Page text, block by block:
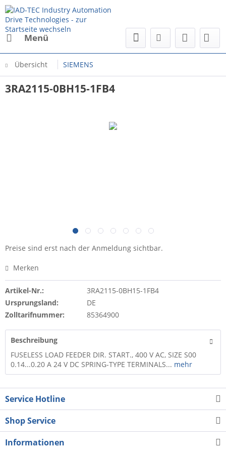
Menü
Übersicht SIEMENS
3RA2115-0BH15-1FB4
Preise sind erst nach der Anmeldung sichtbar.
Merken
Artikel-Nr.:
3RA2115-0BH15-1FB4
Ursprungsland:
DE
Zolltarifnummer:
85364900
Beschreibung
FUSELESS LOAD FEEDER DIR. START., 400 V AC, SIZE S00
0.14...0.20 A 24 V DC SPRING-TYPE TERMINALS... mehr
Service Hotline
Shop Service
Informationen